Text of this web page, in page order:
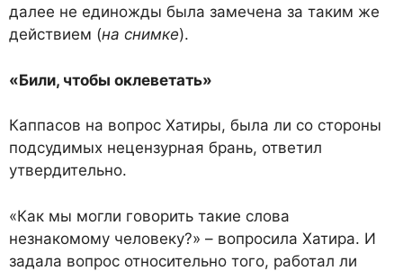
далее не единожды была замечена за таким же
действием (на снимке).
«Били, чтобы оклеветать»
Каппасов на вопрос Хатиры, была ли со стороны
подсудимых нецензурная брань, ответил
утвердительно.
«Как мы могли говорить такие слова
незнакомому человеку?» – вопросила Хатира. И
задала вопрос относительно того, работал ли